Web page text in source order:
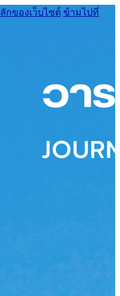
กของเว็บไซต์ ข้ามไปที่